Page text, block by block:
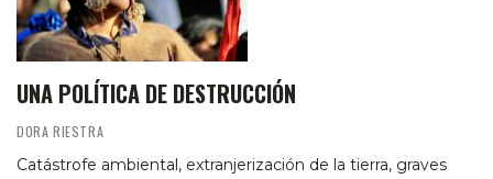
UNA POLÍTICA DE DESTRUCCIÓN
DORA RIESTRA
Catástrofe ambiental, extranjerización de la tierra, graves